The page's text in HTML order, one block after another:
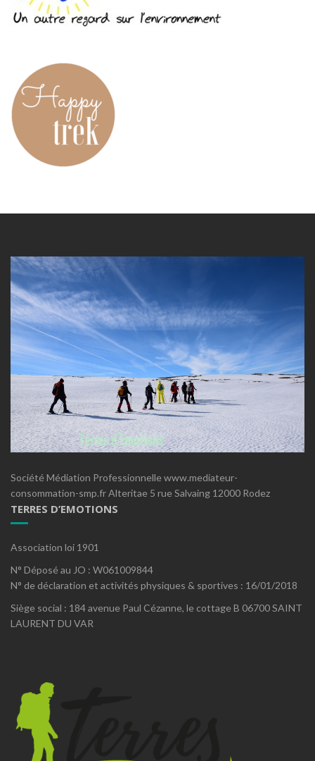
Société Médiation Professionnelle www.mediateur-
consommation-smp.fr Alteritae 5 rue Salvaing 12000 Rodez
TERRES D’EMOTIONS
Association loi 1901
N° Déposé au JO : W061009844
N° de déclaration et activités physiques & sportives : 16/01/2018
Siège social : 184 avenue Paul Cézanne, le cottage B 06700 SAINT
LAURENT DU VAR